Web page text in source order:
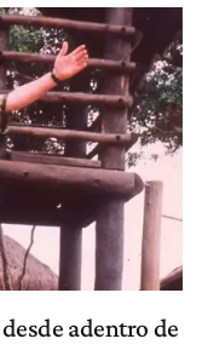
adentro de